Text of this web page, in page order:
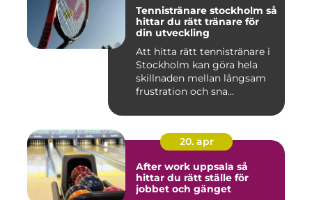
Tennistränare stockholm så
hittar du rätt tränare för
din utveckling
Att hitta rätt tennistränare i
Stockholm kan göra hela
skillnaden mellan långsam
frustration och sna...
20. apr
After work uppsala så
hittar du rätt ställe för
jobbet och gänget